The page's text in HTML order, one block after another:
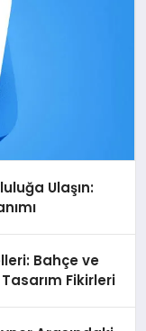
Ulaşın:
Bahçe ve
Fikirleri